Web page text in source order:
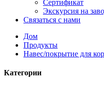
Сертификат
Экскурсия на
Связаться с нами
Дом
Продукты
Навес/покрытие для
Категории